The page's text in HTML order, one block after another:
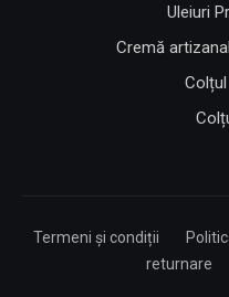
Uleiuri
Cremă
Termeni și condiții
returnare